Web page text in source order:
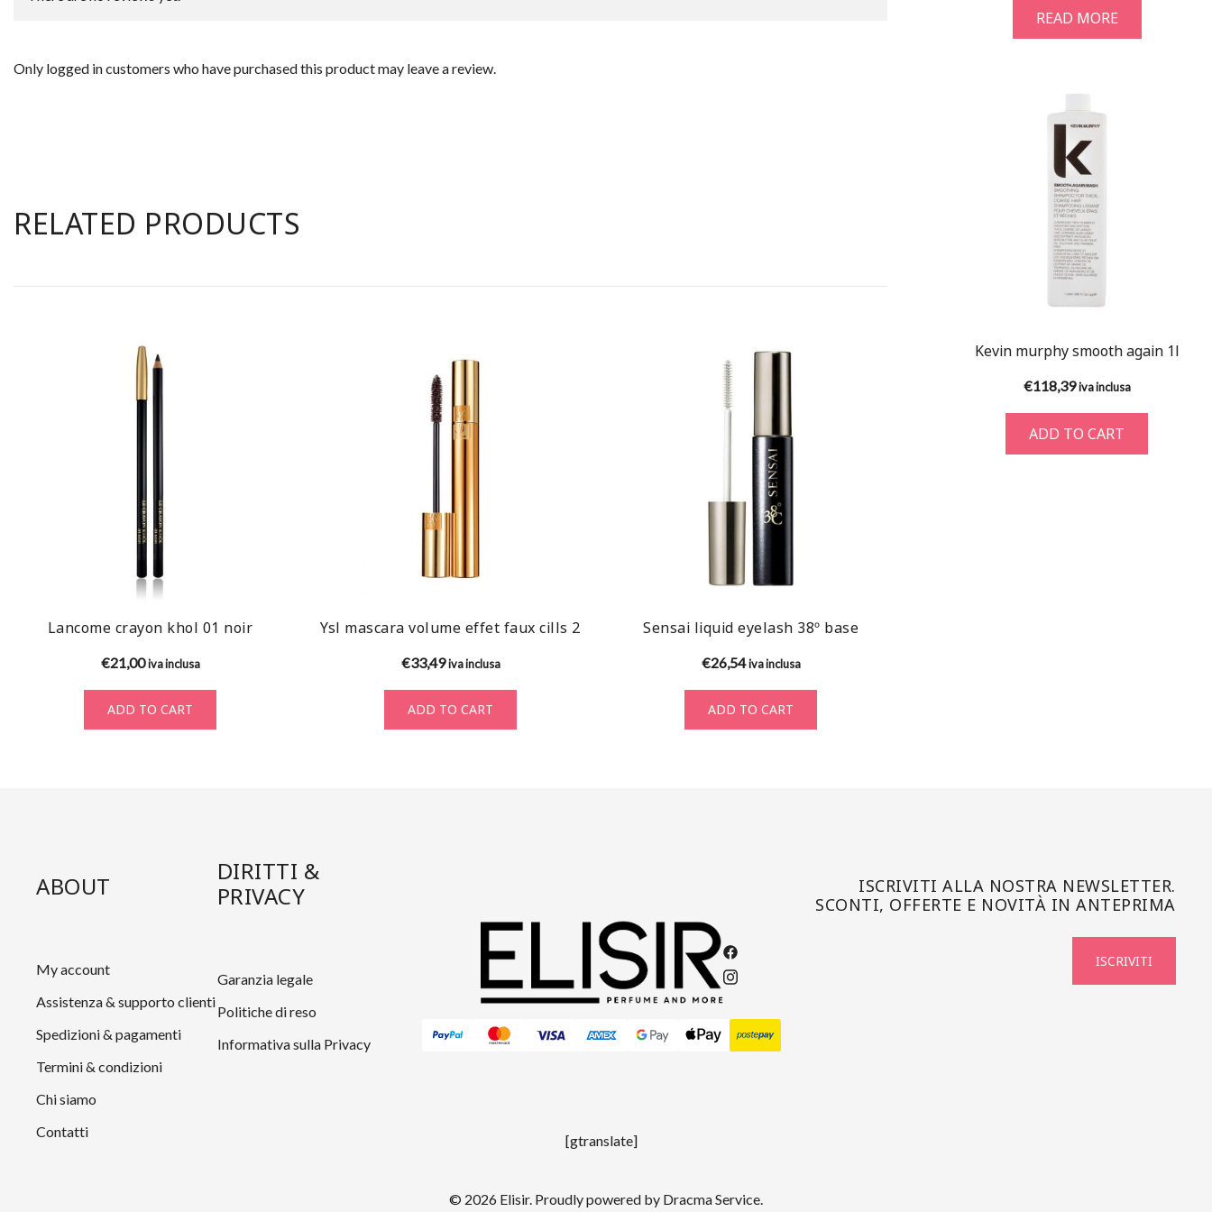
Only logged in customers who have purchased this product may leave a review.
RELATED PRODUCTS
Lancome crayon khol 01 noir
€21,00 iva inclusa
ADD TO CART
Ysl mascara volume effet faux cills 2
€33,49 iva inclusa
ADD TO CART
Sensai liquid eyelash 38º base
€26,54 iva inclusa
ADD TO CART
READ MORE
Kevin murphy smooth again 1l
€118,39 iva inclusa
ADD TO CART
ABOUT
My account
Assistenza & supporto clienti
Spedizioni & pagamenti
Termini & condizioni
Chi siamo
Contatti
DIRITTI &
PRIVACY
Garanzia legale
Politiche di reso
Informativa sulla Privacy
ISCRIVITI ALLA NOSTRA NEWSLETTER.
SCONTI, OFFERTE E NOVITÀ IN ANTEPRIMA
ISCRIVITI
[gtranslate]
© 2026 Elisir. Proudly powered by Dracma Service